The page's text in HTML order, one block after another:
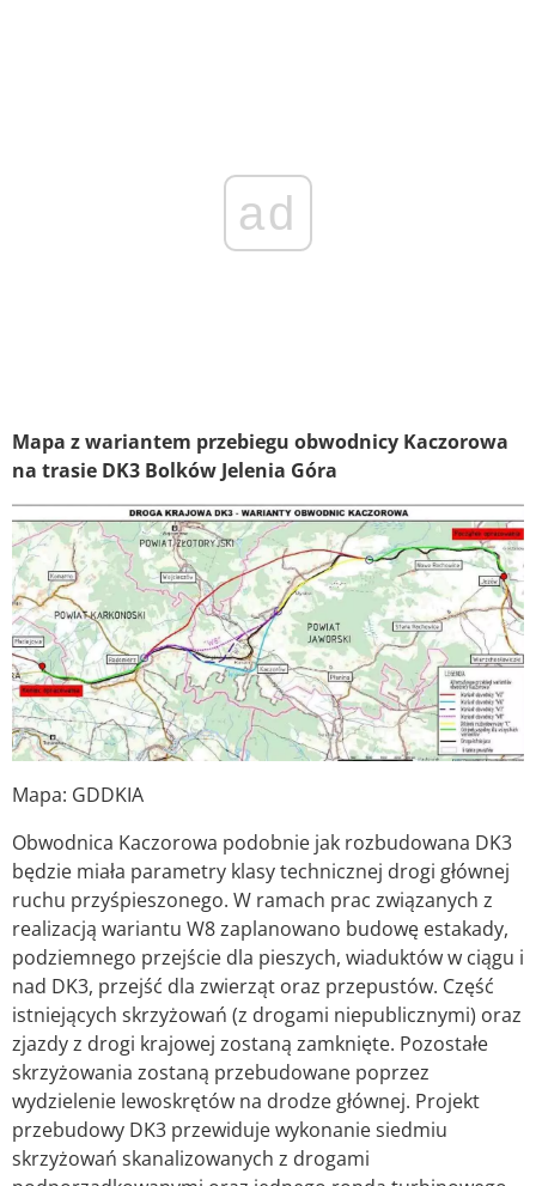
ad
Mapa z wariantem przebiegu obwodnicy Kaczorowa
na trasie DK3 Bolków Jelenia Góra
Mapa: GDDKIA
Obwodnica Kaczorowa podobnie jak rozbudowana DK3
będzie miała parametry klasy technicznej drogi głównej
ruchu przyśpieszonego. W ramach prac związanych z
realizacją wariantu W8 zaplanowano budowę estakady,
podziemnego przejście dla pieszych, wiaduktów w ciągu i
nad DK3, przejść dla zwierząt oraz przepustów. Część
istniejących skrzyżowań (z drogami niepublicznymi) oraz
zjazdy z drogi krajowej zostaną zamknięte. Pozostałe
skrzyżowania zostaną przebudowane poprzez
wydzielenie lewoskrętów na drodze głównej. Projekt
przebudowy DK3 przewiduje wykonanie siedmiu
skrzyżowań skanalizowanych z drogami